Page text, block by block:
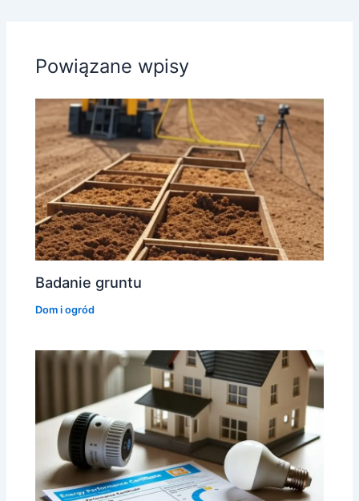
Powiązane wpisy
Badanie gruntu
Dom i ogród